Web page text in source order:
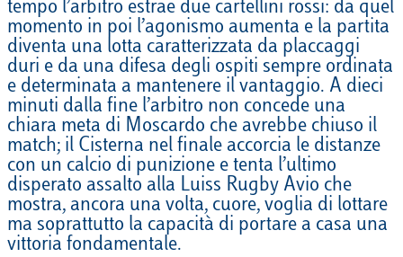
tempo l’arbitro estrae due cartellini rossi: da quel
momento in poi l’agonismo aumenta e la partita
diventa una lotta caratterizzata da placcaggi
duri e da una difesa degli ospiti sempre ordinata
e determinata a mantenere il vantaggio. A dieci
minuti dalla fine l’arbitro non concede una
chiara meta di Moscardo che avrebbe chiuso il
match; il Cisterna nel finale accorcia le distanze
con un calcio di punizione e tenta l’ultimo
disperato assalto alla Luiss Rugby Avio che
mostra, ancora una volta, cuore, voglia di lottare
ma soprattutto la capacità di portare a casa una
vittoria fondamentale.